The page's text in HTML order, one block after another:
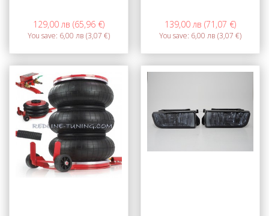
129,00 лв (65,96 €)
You save: 6,00 лв (3,07 €)
139,00 лв (71,07 €)
You save: 6,00 лв (3,07 €)